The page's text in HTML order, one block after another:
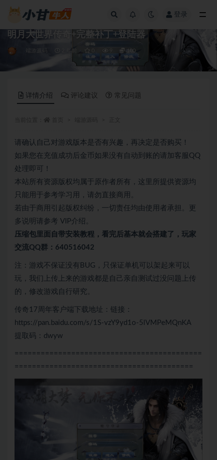
登录
明月大世界传奇+完整补丁+登陆器
端游源码 2 年前 100
详情介绍 评论建议 常见问题
请确认自己对游戏版本是否有兴趣，再决定是否购买！
如果您在充值成功后金币如果没有自动到账的请加客服QQ
处理即可！
本站所有资源版权均属于原作者所有，这里所提供资源均
只能用于参考学习用，请勿直接商用。
若由于商用引起版权纠纷，一切责任均由使用者承担。更
多说明请参考 VIP介绍。
压缩包里面自带安装教程，看完后基本就会搭建了，玩家
交流QQ群：640516042
注：游戏不保证没有BUG，只保证单机可以架起来可以
玩，我们上传上来的游戏都是自己亲自测试过没问题上传
的，修改游戏自行研究。
传奇17周年客户端下载地址：链接：
https://pan.baidu.com/s/1S-vzY9yd1o-5lVMPeMQnKA
提取码：dwyw
===========================================
=========================================